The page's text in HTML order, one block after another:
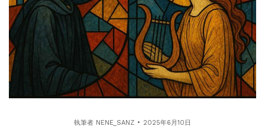
執筆者 NENE_SANZ 2025年6月10日